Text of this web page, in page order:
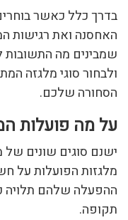
בדרך כלל כאשר
האחסנה ואת רגישות
שמבינים מה התשובות
ולבחור סוגי מלגזה
הסחורה שלכם.
על מה פועלות
ישנם סוגים שונים של
מלגזות הפועלות על
ההפעלה שלהם תלויה
תקופה.